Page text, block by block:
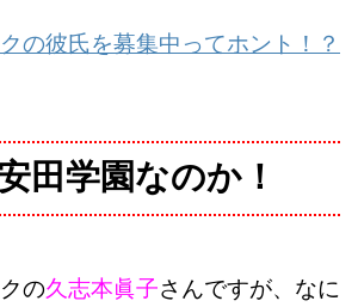
の彼氏を募集中ってホント！？
田学園なのか！
の久志本眞子さんですが、なに